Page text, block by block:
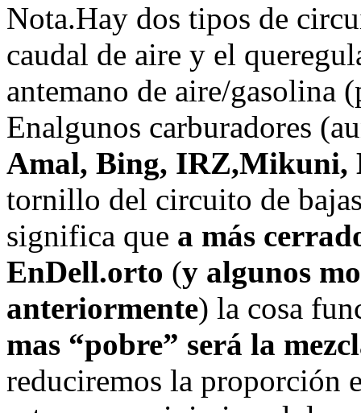
Nota.Hay dos tipos de
caudal de aire y el
antemano de aire/gasolina
Enalgunos carburadores
Amal, Bing, IRZ,Mikuni,
tornillo del circuito de
significa que a más
EnDell.orto (y algunos
anteriormente) la cosa
mas “pobre” será la
reduciremos la proporción